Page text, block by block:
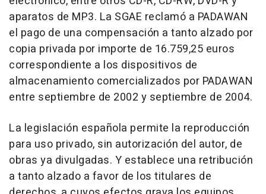
aparatos de MP3. La SGAE reclamó a PADAWAN
el pago de una compensación a tanto alzado por
copia privada por importe de 16.759,25 euros
correspondiente a los dispositivos de
almacenamiento comercializados por PADAWAN
entre septiembre de 2002 y septiembre de 2004.
La legislación española permite la reproducción
para uso privado, sin autorización del autor, de
obras ya divulgadas. Y establece una retribución
a tanto alzado a favor de los titulares de